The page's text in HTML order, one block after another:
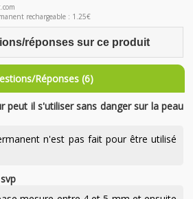
rechargeable : 1.25€
réponses sur ce produit
Réponses (6)
peut il s'utiliser sans danger sur la peau
n'est pas fait pour être utilisé